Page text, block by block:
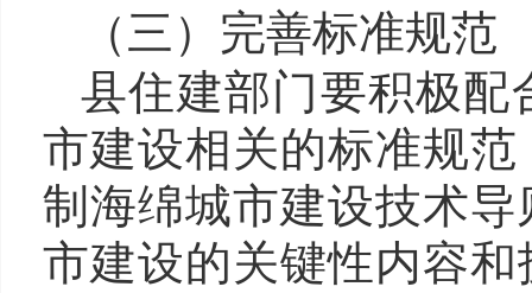
（三）完善标准规范
县住建部门要积极配
市建设相关的标准规
制海绵城市建设技术
市建设的关键性内容